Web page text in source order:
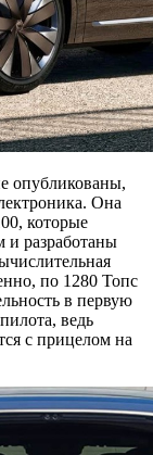
опубликованы,
Она
которые
и разработаны
по 1280 Топс
в первую
ведь
с прицелом на